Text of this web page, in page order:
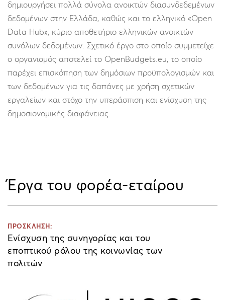
δημιουργήσει πολλά σύνολα ανοικτών διασυνδεδεμένων
δεδομένων στην Ελλάδα, καθώς και το ελληνικό «Open
Data Hub», κύριο αποθετήριο ελληνικών ανοικτών
συνόλων δεδομένων. Σχετικό έργο στο οποίο συμμετείχε
ο οργανισμός αποτελεί το OpenBudgets.eu, το οποίο
παρέχει επισκόπηση των δημόσιων προϋπολογισμών και
των δεδομένων για τις δαπάνες με χρήση σχετικών
εργαλείων και στόχο την υπεράσπιση και ενίσχυση της
δημοσιονομικής διαφάνειας.
Έργα του φορέα-εταίρου
ΠΡΟΣΚΛΗΣΗ:
Ενίσχυση της συνηγορίας και του
εποπτικού ρόλου της κοινωνίας των
πολιτών